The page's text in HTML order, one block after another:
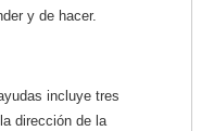
y de hacer.
incluye tres
dirección de la